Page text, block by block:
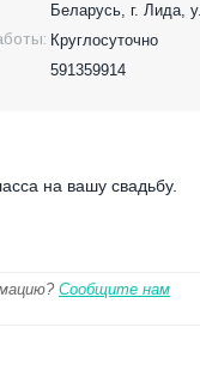
Беларусь, г. Лида,
Круглосуточно
591359914
на вашу свадьбу.
Сообщите нам